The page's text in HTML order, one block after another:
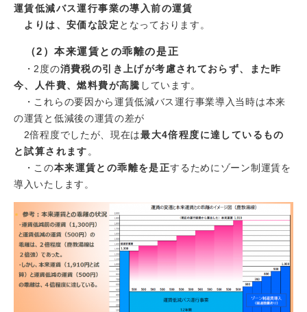
運賃低減バス運行事業の導入前の運賃
よりは、安価な設定 となっております。
（2）本来運賃との乖離の是正
・2度の消費税の引き上げが考慮されておらず、また昨
今、人件費、燃料費が高騰 しています。
・これらの要因から運賃低減バス運行事業導入当時は本来
の運賃と低減後の運賃の差が
2倍程度でしたが、現在は最大4倍程度に達しているもの
と試算されます 。
・この本来運賃との乖離を是正するためにゾーン制運賃を
導入いたします。